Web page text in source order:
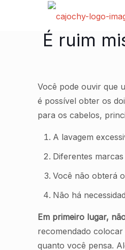
É ruim
Você pode ouvir que
é possível obter os
para os cabelos,
A lavagem
Diferentes
Você não obterá
Não há
Em primeiro lugar,
recomendado
quanto você pensa.